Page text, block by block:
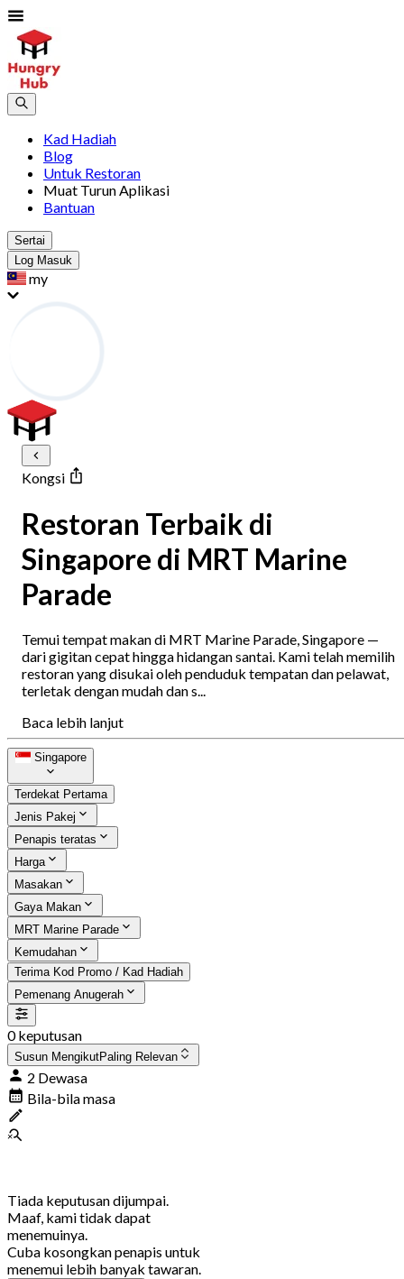
Kad Hadiah
Blog
Untuk Restoran
Muat Turun Aplikasi
Bantuan
Sertai
Log Masuk
my
Kongsi
Restoran Terbaik di
Singapore di MRT Marine
Parade
Temui tempat makan di MRT Marine Parade, Singapore —
dari gigitan cepat hingga hidangan santai. Kami telah memilih
restoran yang disukai oleh penduduk tempatan dan pelawat,
terletak dengan mudah dan s...
Baca lebih lanjut
Singapore
Terdekat Pertama
Jenis Pakej
Penapis teratas
Harga
Masakan
Gaya Makan
MRT Marine Parade
Kemudahan
Terima Kod Promo / Kad Hadiah
Pemenang Anugerah
0 keputusan
Susun MengikutPaling Relevan
2 Dewasa
Bila-bila masa
Tiada keputusan dijumpai.
Maaf, kami tidak dapat
menemuinya.
Cuba kosongkan penapis untuk
menemui lebih banyak tawaran.